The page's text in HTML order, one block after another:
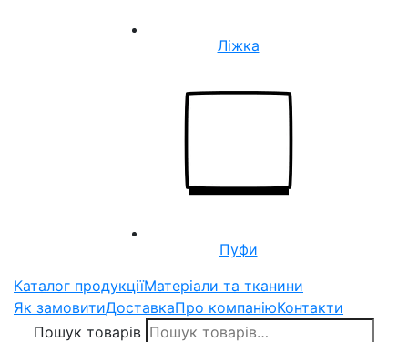
Ліжка
Пуфи
Каталог продукціїМатеріали та тканини
Як замовитиДоставкаПро компаніюКонтакти
Пошук товарів